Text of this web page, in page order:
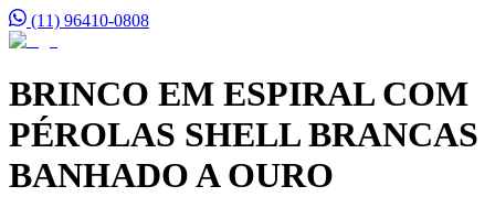
(11) 96410-0808
BRINCO EM ESPIRAL COM
PÉROLAS SHELL BRANCAS
BANHADO A OURO